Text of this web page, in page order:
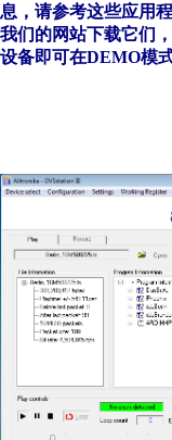
息，请参考这些应用
我们的网站下载它们
设备即可在DEMO模